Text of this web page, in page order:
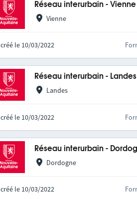
Réseau interurbain - Vienne
Vienne
créé le 10/03/2022
Réseau interurbain - Landes
Landes
créé le 10/03/2022
Réseau interurbain -
Dordogne
créé le 10/03/2022